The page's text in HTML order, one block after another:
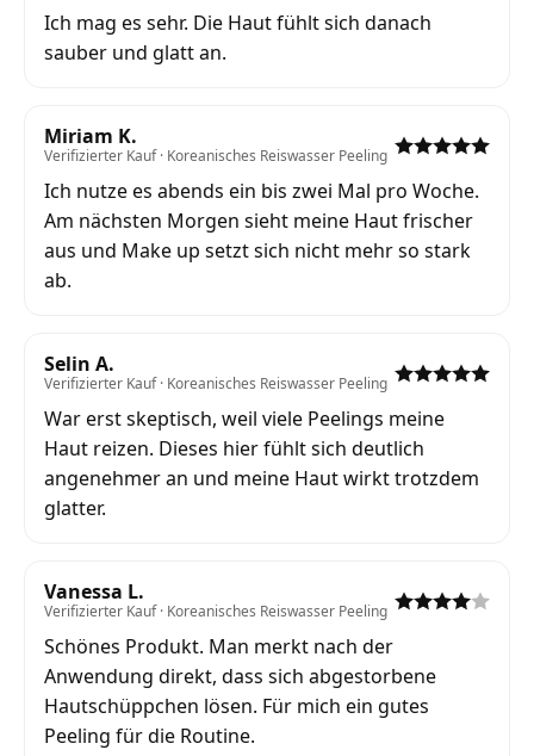
Ich mag es sehr. Die Haut fühlt sich danach
sauber und glatt an.
Miriam K.
Verifizierter Kauf · Koreanisches Reiswasser Peeling
Ich nutze es abends ein bis zwei Mal pro Woche.
Am nächsten Morgen sieht meine Haut frischer
aus und Make up setzt sich nicht mehr so stark
ab.
Selin A.
Verifizierter Kauf · Koreanisches Reiswasser Peeling
War erst skeptisch, weil viele Peelings meine
Haut reizen. Dieses hier fühlt sich deutlich
angenehmer an und meine Haut wirkt trotzdem
glatter.
Vanessa L.
Verifizierter Kauf · Koreanisches Reiswasser Peeling
Schönes Produkt. Man merkt nach der
Anwendung direkt, dass sich abgestorbene
Hautschüppchen lösen. Für mich ein gutes
Peeling für die Routine.